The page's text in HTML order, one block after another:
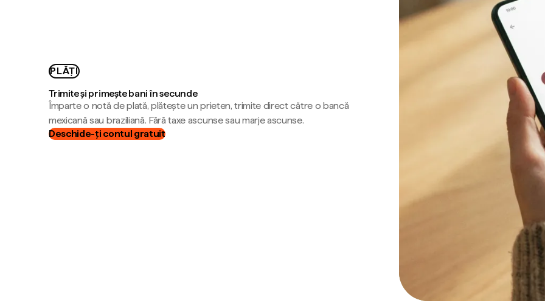
PLĂȚI
Trimite și primește bani în secunde
Împarte o notă de plată, plătește un prieten, trimite direct către o bancă
mexicană sau braziliană. Fără taxe ascunse sau marje ascunse.
Deschide-ți contul gratuit